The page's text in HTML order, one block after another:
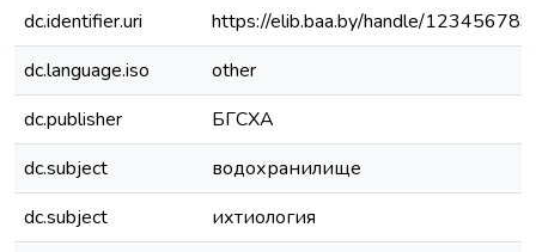
dc.identifier.uri
https://elib.baa.by/handle/
dc.language.iso
other
dc.publisher
БГСХА
dc.subject
водохранилище
dc.subject
ихтиология